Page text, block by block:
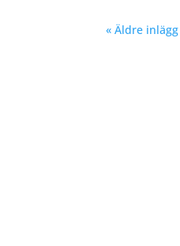
« Äldre inlägg